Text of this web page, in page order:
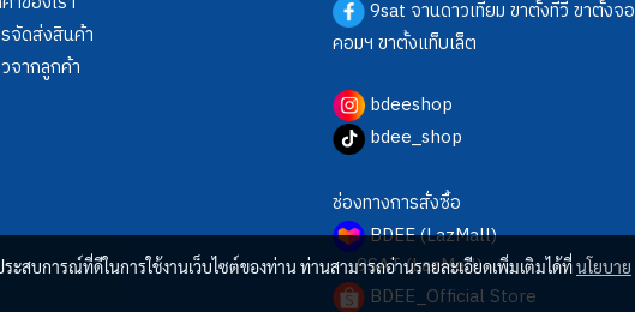
จัดส่งสินค้า
จากลูกค้า
9sat จานดาวเทียม ขาตั้งทีวี ขาตั้งจอ
คอมฯ ขาตั้งแท็บเล็ต
bdeeshop
bdee_shop
ช่องทางการสั่งซื้อ
BDEE (LazMall)
9SAT (LazMall)
BDEE_Official Store
สบการณ์ที่ดีในการใช้งานเว็บไซต์ของท่าน ท่านสามารถอ่านรายละเอียดเพิ่มเติมได้ที่นโยบาย